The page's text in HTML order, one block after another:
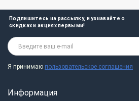
Подпишитесь на рассылку, и узнавайте о
скидках и акциях первыми!
Я принимаю пользовательское соглашения
Информация